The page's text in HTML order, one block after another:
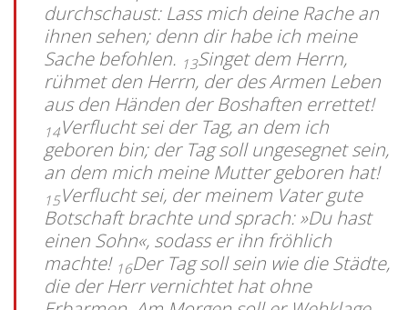
durchschaust: Lass mich deine Rache an
ihnen sehen; denn dir habe ich meine
Sache befohlen. 13Singet dem Herrn,
rühmet den Herrn, der des Armen Leben
aus den Händen der Boshaften errettet!
14Verflucht sei der Tag, an dem ich
geboren bin; der Tag soll ungesegnet sein,
an dem mich meine Mutter geboren hat!
15Verflucht sei, der meinem Vater gute
Botschaft brachte und sprach: »Du hast
einen Sohn«, sodass er ihn fröhlich
machte! 16Der Tag soll sein wie die Städte,
die der Herr vernichtet hat ohne